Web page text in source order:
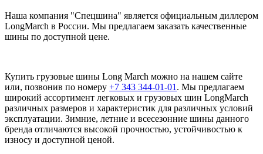
Наша компания "Спецшина" является официальным диллером
LongMarch в России. Мы предлагаем заказать качественные
шины по доступной цене.
Купить грузовые шины Long March можно на нашем сайте
или, позвонив по номеру +7 343 344-01-01 . Мы предлагаем
широкий ассортимент легковых и грузовых шин LongMarch
различных размеров и характеристик для различных условий
эксплуатации. Зимние, летние и всесезонние шины данного
бренда отличаются высокой прочностью, устойчивостью к
износу и доступной ценой.